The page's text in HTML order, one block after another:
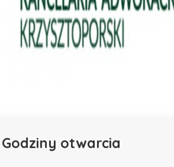
Godziny otwarcia